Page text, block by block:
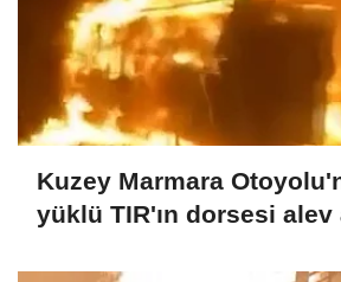
Kuzey Marmara
yüklü TIR'ın dorsesi alev